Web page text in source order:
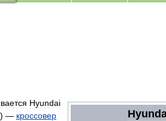
Hyundai
) — кроссовер